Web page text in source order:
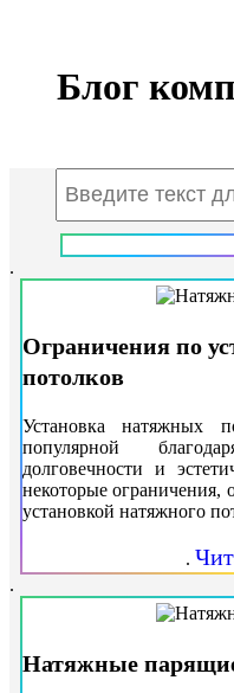
Блог
.
Ограничения по
потолков
Установка натяжных
популярной
долговечности и
некоторые ограничения,
установкой натяжного
.
.
Натяжные